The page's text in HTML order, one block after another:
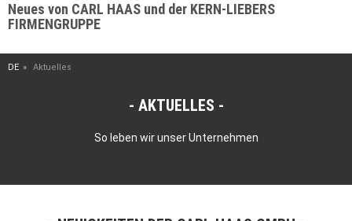
Neues von CARL HAAS und der KERN-LIEBERS
FIRMENGRUPPE
DE Aktuelles
AKTUELLES
So leben wir unser Unternehmen